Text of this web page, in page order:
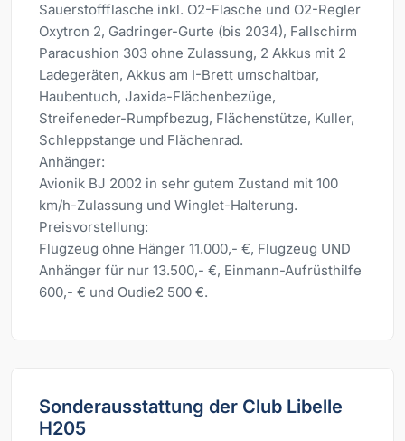
Sauerstoffflasche inkl. O2-Flasche und O2-Regler
Oxytron 2, Gadringer-Gurte (bis 2034), Fallschirm
Paracushion 303 ohne Zulassung, 2 Akkus mit 2
Ladegeräten, Akkus am I-Brett umschaltbar,
Haubentuch, Jaxida-Flächenbezüge,
Streifeneder-Rumpfbezug, Flächenstütze, Kuller,
Schleppstange und Flächenrad.
Anhänger:
Avionik BJ 2002 in sehr gutem Zustand mit 100
km/h-Zulassung und Winglet-Halterung.
Preisvorstellung:
Flugzeug ohne Hänger 11.000,- €, Flugzeug UND
Anhänger für nur 13.500,- €, Einmann-Aufrüsthilfe
600,- € und Oudie2 500 €.
Sonderausstattung der Club Libelle
H205